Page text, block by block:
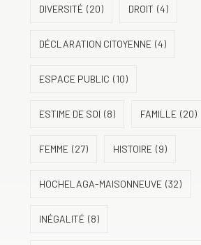
DIVERSITÉ (20) DROIT (4)
DÉCLARATION CITOYENNE (4)
ESPACE PUBLIC (10)
ESTIME DE SOI (8) FAMILLE (20)
FEMME (27) HISTOIRE (9)
HOCHELAGA-MAISONNEUVE (32)
INÉGALITÉ (8)